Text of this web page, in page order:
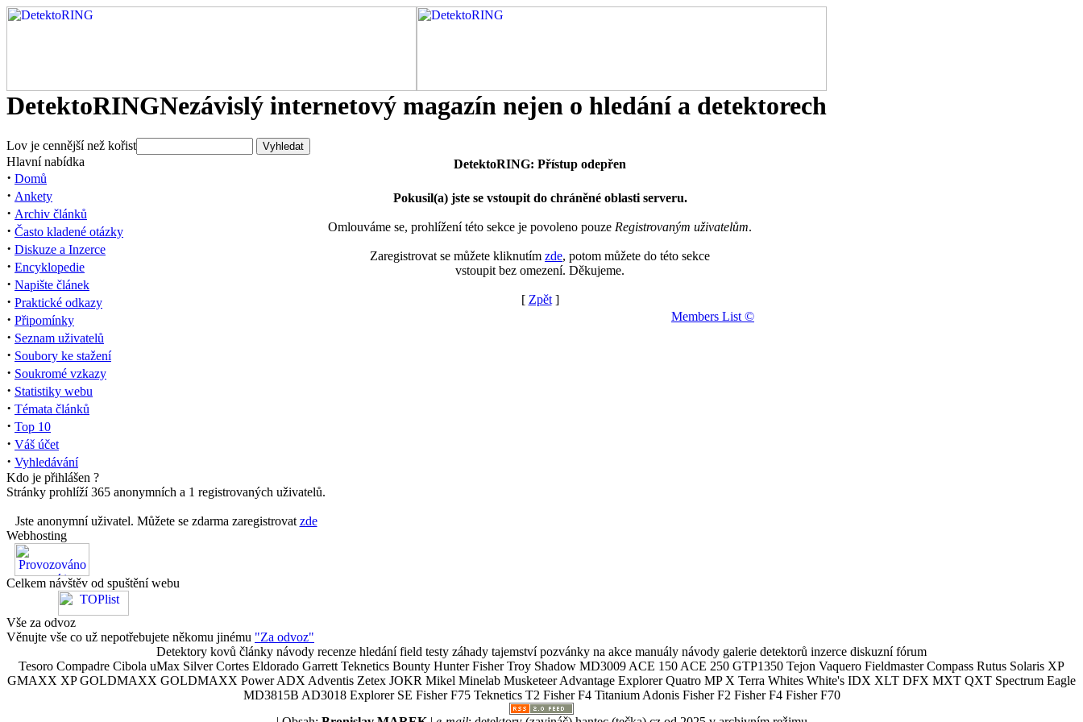
DetektoRINGNezávislý internetový magazín nejen o hledání a detektorech
Lov je cennější než kořist
Hlavní nabídka
· Domů
· Ankety
· Archiv článků
· Často kladené otázky
· Diskuze a Inzerce
· Encyklopedie
· Napište článek
· Praktické odkazy
· Připomínky
· Seznam uživatelů
· Soubory ke stažení
· Soukromé vzkazy
· Statistiky webu
· Témata článků
· Top 10
· Váš účet
· Vyhledávání
Kdo je přihlášen ?
Stránky prohlíží 365 anonymních a 1 registrovaných uživatelů.
Jste anonymní uživatel. Můžete se zdarma zaregistrovat zde
Webhosting
Celkem návštěv od spuštění webu
Vše za odvoz
Věnujte vše co už nepotřebujete někomu jinému "Za odvoz"
DetektoRING: Přístup odepřen
Pokusil(a) jste se vstoupit do chráněné oblasti serveru.
Omlouváme se, prohlížení této sekce je povoleno pouze Registrovaným uživatelům.
Zaregistrovat se můžete kliknutím zde, potom můžete do této sekce
vstoupit bez omezení. Děkujeme.
[ Zpět]
Members List ©
Detektory kovů články návody recenze hledání field testy záhady tajemství pozvánky na akce manuály návody galerie detektorů inzerce diskuzní fórum
Tesoro Compadre Cibola uMax Silver Cortes Eldorado Garrett Teknetics Bounty Hunter Fisher Troy Shadow MD3009 ACE 150 ACE 250 GTP1350 Tejon Vaquero Fieldmaster Compass Rutus Solaris XP
GMAXX XP GOLDMAXX GOLDMAXX Power ADX Adventis Zetex JOKR Mikel Minelab Musketeer Advantage Explorer Quatro MP X Terra Whites White's IDX XLT DFX MXT QXT Spectrum Eagle
MD3815B AD3018 Explorer SE Fisher F75 Teknetics T2 Fisher F4 Titanium Adonis Fisher F2 Fisher F4 Fisher F70